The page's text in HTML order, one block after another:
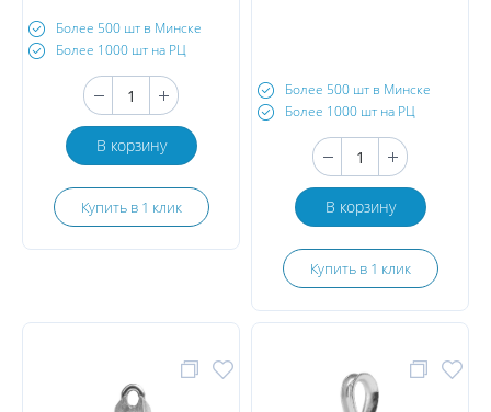
Более 500 шт в Минске
Более 1000 шт на РЦ
В корзину
Купить в 1 клик
Более 500 шт в Минске
Более 1000 шт на РЦ
В корзину
Купить в 1 клик